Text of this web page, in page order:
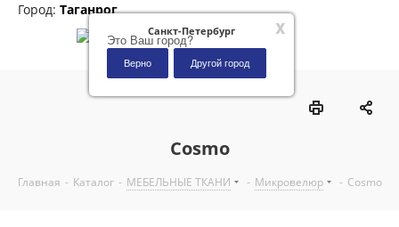
x
Санкт-Петербург
Это Ваш город?
Верно Другой город
Город: Таганрог
Cosmo
Главная - Каталог - МЕБЕЛЬНЫЕ ТКАНИ - Микровелюр - Cosmo